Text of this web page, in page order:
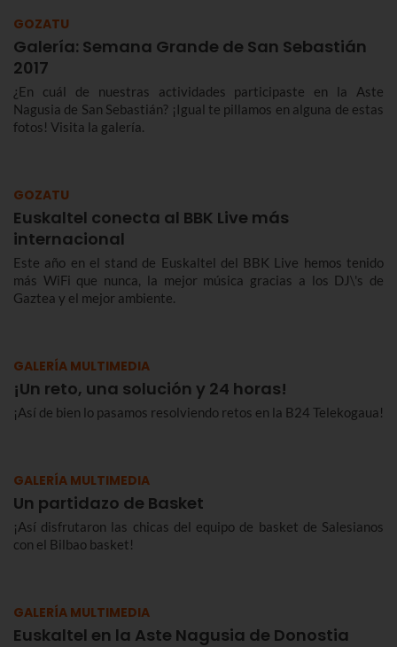
GOZATU
Galería: Semana Grande de San Sebastián
2017
¿En cuál de nuestras actividades participaste en la Aste
Nagusia de San Sebastián? ¡Igual te pillamos en alguna de estas
fotos! Visita la galería.
GOZATU
Euskaltel conecta al BBK Live más
internacional
Este año en el stand de Euskaltel del BBK Live hemos tenido
más WiFi que nunca, la mejor música gracias a los DJ\'s de
Gaztea y el mejor ambiente.
GALERÍA MULTIMEDIA
¡Un reto, una solución y 24 horas!
¡Así de bien lo pasamos resolviendo retos en la B24 Telekogaua!
GALERÍA MULTIMEDIA
Un partidazo de Basket
¡Así disfrutaron las chicas del equipo de basket de Salesianos
con el Bilbao basket!
GALERÍA MULTIMEDIA
Euskaltel en la Aste Nagusia de Donostia